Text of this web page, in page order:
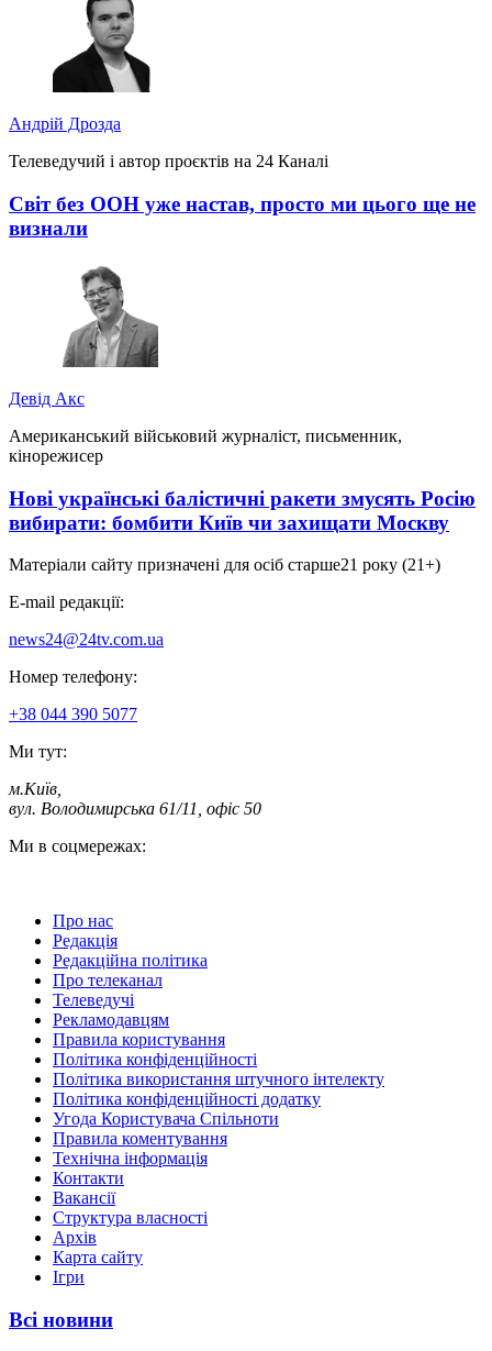
Андрій Дрозда
Телеведучий і автор проєктів на 24 Каналі
Світ без ООН уже настав, просто ми цього ще не
визнали
Девід Акс
Американський військовий журналіст, письменник,
кінорежисер
Нові українські балістичні ракети змусять Росію
вибирати: бомбити Київ чи захищати Москву
Матеріали сайту призначені для осіб старше21 року (21+)
E-mail редакції:
news24@24tv.com.ua
Номер телефону:
+38 044 390 5077
Ми тут:
м.Київ
вул. Володимирська 61/11, офіс 50
Ми в соцмережах:
Про нас
Редакція
Редакційна політика
Про телеканал
Телеведучі
Рекламодавцям
Правила користування
Політика конфіденційності
Політика використання штучного інтелекту
Політика конфіденційності додатку
Угода Користувача Спільноти
Правила коментування
Технічна інформація
Контакти
Вакансії
Структура власності
Архів
Карта сайту
Ігри
Всі новини